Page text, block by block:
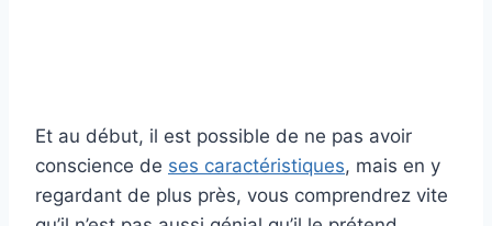
Et au début, il est possible de ne pas avoir
conscience de ses caractéristiques, mais en y
regardant de plus près, vous comprendrez vite